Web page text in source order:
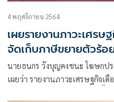
4 พฤศจิกายน 2564
เผยรายงานภาวะเศร
จัดเก็บภาษีขยายตัวร้อ
นายธนกร วังบุญคงชนะ โฆษกป
เผยว่า รายงานภาวะเศรษฐกิจเ